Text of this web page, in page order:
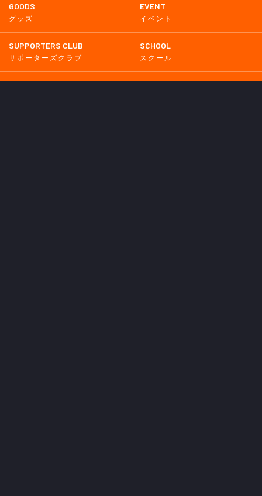
GOODS
グッズ
EVENT
イベント
SUPPORTERS CLUB
サポーターズクラブ
SCHOOL
スクール